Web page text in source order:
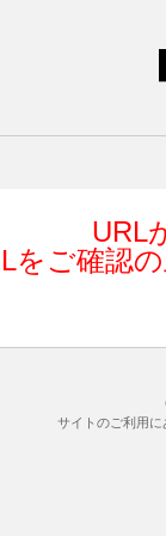
URL
をご確認
サイトのご利用に